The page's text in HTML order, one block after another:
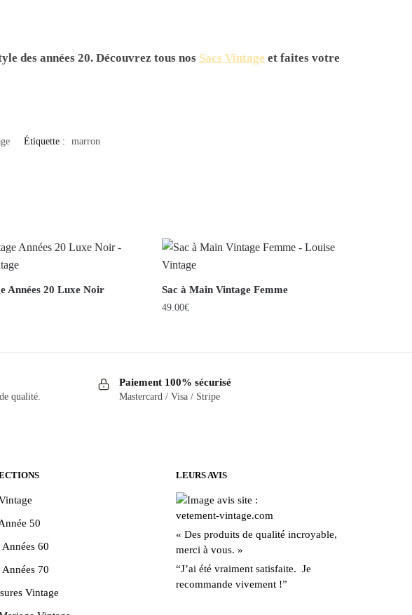
des années 20. Découvrez tous nos Sacs Vintage et faites votre
Étiquette : marron
Années 20 Luxe Noir Sac à Main Vintage Femme
49.00€
plusieurs
variations.
être
choisies
qualité.
Paiement 100% sécurisé
Mastercard / Visa / Stripe
50
Années 60
Années 70
Vintage
LEURS AVIS
« Des produits de qualité incroyable,
merci à vous. »
“J’ai été vraiment satisfaite. Je
recommande vivement !”